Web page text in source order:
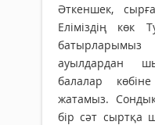
Әткеншек,
Еліміздің көк
ауылдардан
балалар
жатамыз.
бір сәт сыртқа